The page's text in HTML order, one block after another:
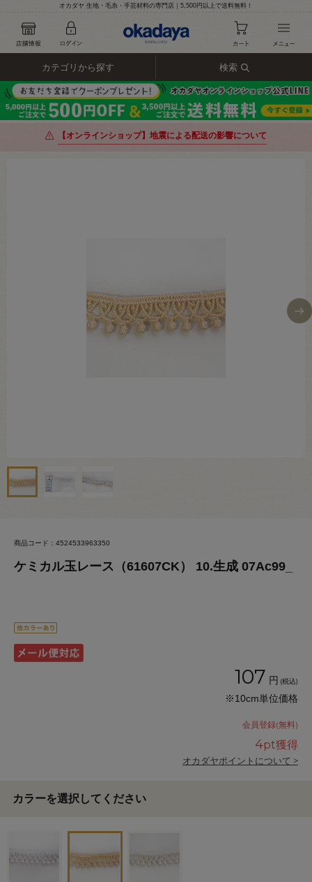
オカダヤ 生地・毛糸・手芸材料の専門店｜5,500円以上で送料無料！
カテゴリから探す 検索
【オンラインショップ】地震による配送の影響について
商品コード：4524533963350
ケミカル玉レース（61607CK） 10.生成 07Ac99_
107 円 (税込)
※10cm単位価格
会員登録(無料)
4pt獲得
オカダヤポイントについて >
カラーを選択してください